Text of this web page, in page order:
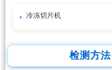
冷冻切片机
检测方法